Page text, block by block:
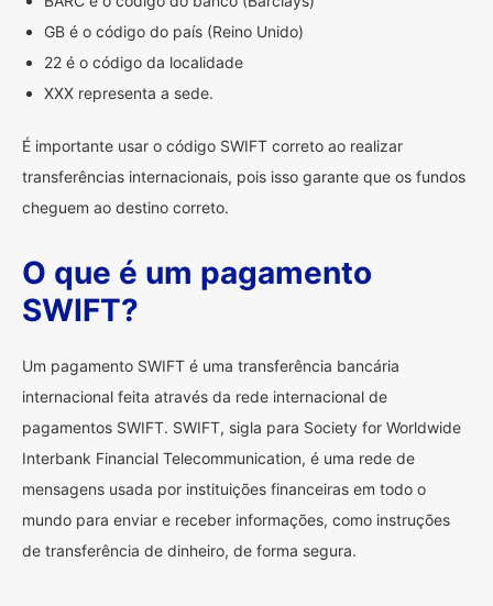
GB é o código do país (Reino Unido)
22 é o código da localidade
XXX representa a sede.
É importante usar o código SWIFT correto ao realizar
transferências internacionais, pois isso garante que os fundos
cheguem ao destino correto.
O que é um pagamento
SWIFT?
Um pagamento SWIFT é uma transferência bancária
internacional feita através da rede internacional de
pagamentos SWIFT. SWIFT, sigla para Society for Worldwide
Interbank Financial Telecommunication, é uma rede de
mensagens usada por instituições financeiras em todo o
mundo para enviar e receber informações, como instruções
de transferência de dinheiro, de forma segura.